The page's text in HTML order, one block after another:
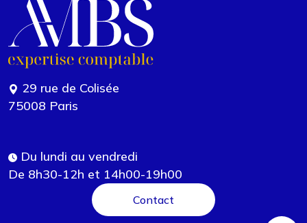
29 rue de Colisée
75008 Paris
Du lundi au vendredi
De 8h30-12h et 14h00-19h00
Contact